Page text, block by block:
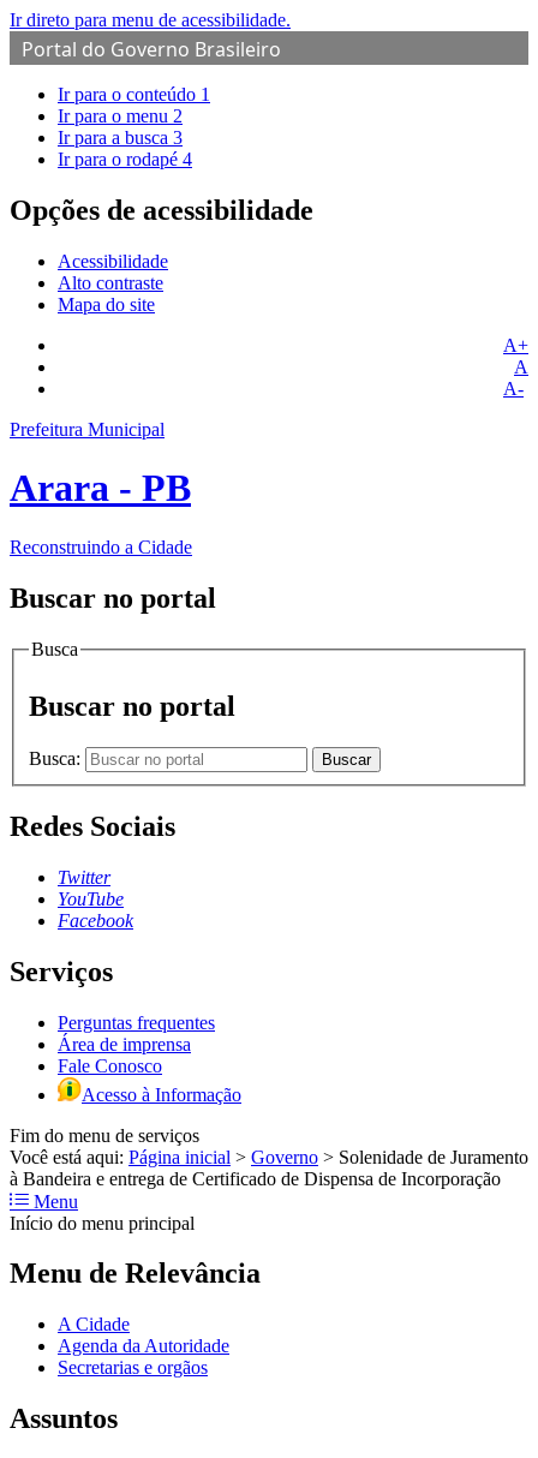
Ir direto para menu de acessibilidade.
Portal do Governo Brasileiro
Ir para o conteúdo 1
Ir para o menu 2
Ir para a busca 3
Ir para o rodapé 4
Opções de acessibilidade
Acessibilidade
Alto contraste
Mapa do site
A+
A
A-
Prefeitura Municipal
Arara - PB
Reconstruindo a Cidade
Buscar no portal
Busca
Buscar no portal
Busca: Buscar
Redes Sociais
Twitter
YouTube
Facebook
Serviços
Perguntas frequentes
Área de imprensa
Fale Conosco
Acesso à Informação
Fim do menu de serviços
Você está aqui: Página inicial > Governo > Solenidade de Juramento
à Bandeira e entrega de Certificado de Dispensa de Incorporação
Menu
Início do menu principal
Menu de Relevância
A Cidade
Agenda da Autoridade
Secretarias e orgãos
Assuntos